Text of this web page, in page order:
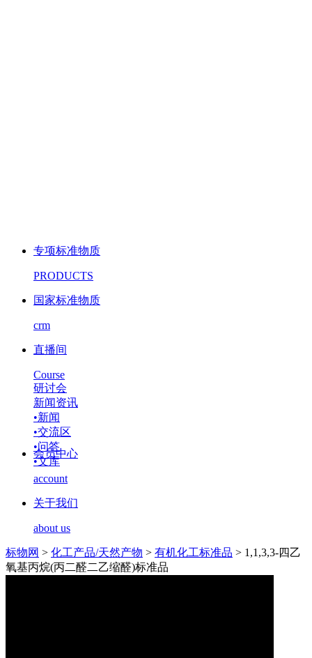
专项标准物质
PRODUCTS
国家标准物质
crm
直播间
Course
研讨会
新闻资讯
•新闻
•交流区
•问答
•文库
会员中心
account
关于我们
about us
标物网 > 化工产品/天然产物 > 有机化工标准品 > 1,1,3,3-四乙
氧基丙烷(丙二醛二乙缩醛)标准品